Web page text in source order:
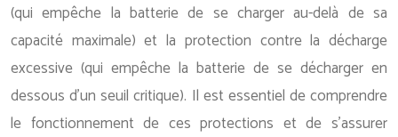
(qui empêche la batterie de se charger au-delà de sa
capacité maximale) et la protection contre la décharge
excessive (qui empêche la batterie de se décharger en
dessous d’un seuil critique). Il est essentiel de comprendre
le fonctionnement de ces protections et de s’assurer